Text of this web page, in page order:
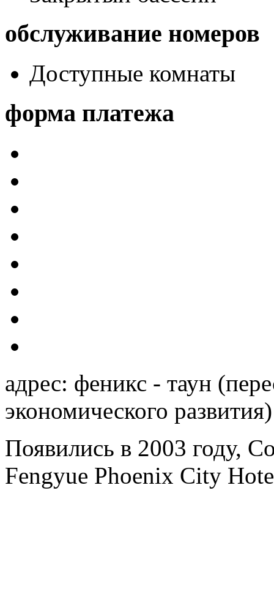
обслуживание номеров
Доступные комнаты
форма платежа
адрес: феникс - таун
экономического развития)
Появились в 2003 году,
Fengyue Phoenix City